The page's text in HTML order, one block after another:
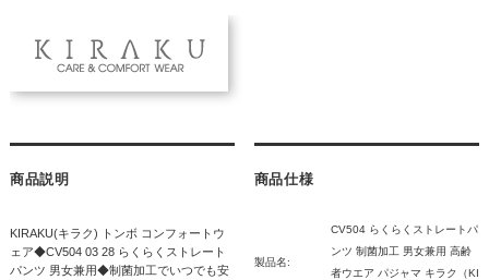
商品説明
KIRAKU(キラク) トンボ コンフォートウ
ェア◆CV504 03 28 らくらくストレート
パンツ 男女兼用◆制菌加工でいつでも安
商品仕様
製品名:
CV504 らくらくストレートパ
ンツ 制菌加工 男女兼用 高齢
者ウエア パジャマ キラク（KI